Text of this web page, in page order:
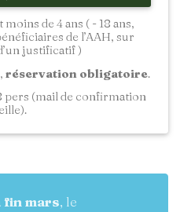
moins de 4 ans ( - 18 ans,
de l’AAH, sur
justificatif )
réservation obligatoire.
pers (mail de confirmation
fin mars, le